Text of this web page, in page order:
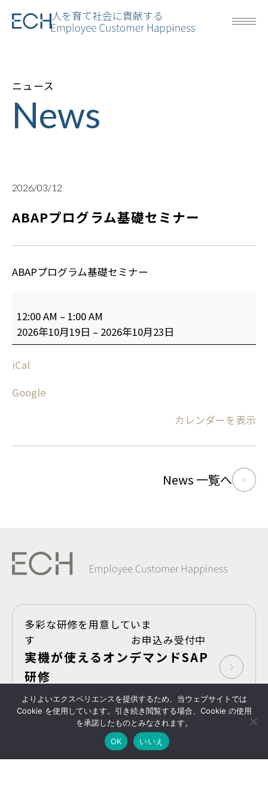
人を育て社会に貢献する
ニュース
News
2026/03/12
ABAPプログラム基礎セミナー
ABAPプログラム基礎セミナー
12:00 AM – 1:00 AM
2026年10月19日 – 2026年10月23日
iCal
Google
カレンダーを表示
News 一覧へ
多彩な研修を用意していま
す お申込み受付中
実機が使えるオンデマンドSAP
研修
Take Shape,SAP
Copyright © 2025- ECHAll Rights Reservedプライバシーポリシー
よりよいエクスペリエンスを提供するため、当ウェブサイトでは
Cookie を使用しています。引き続き閲覧する場合、Cookie の使用
を承諾したものとみなされます。
OK
いいえ